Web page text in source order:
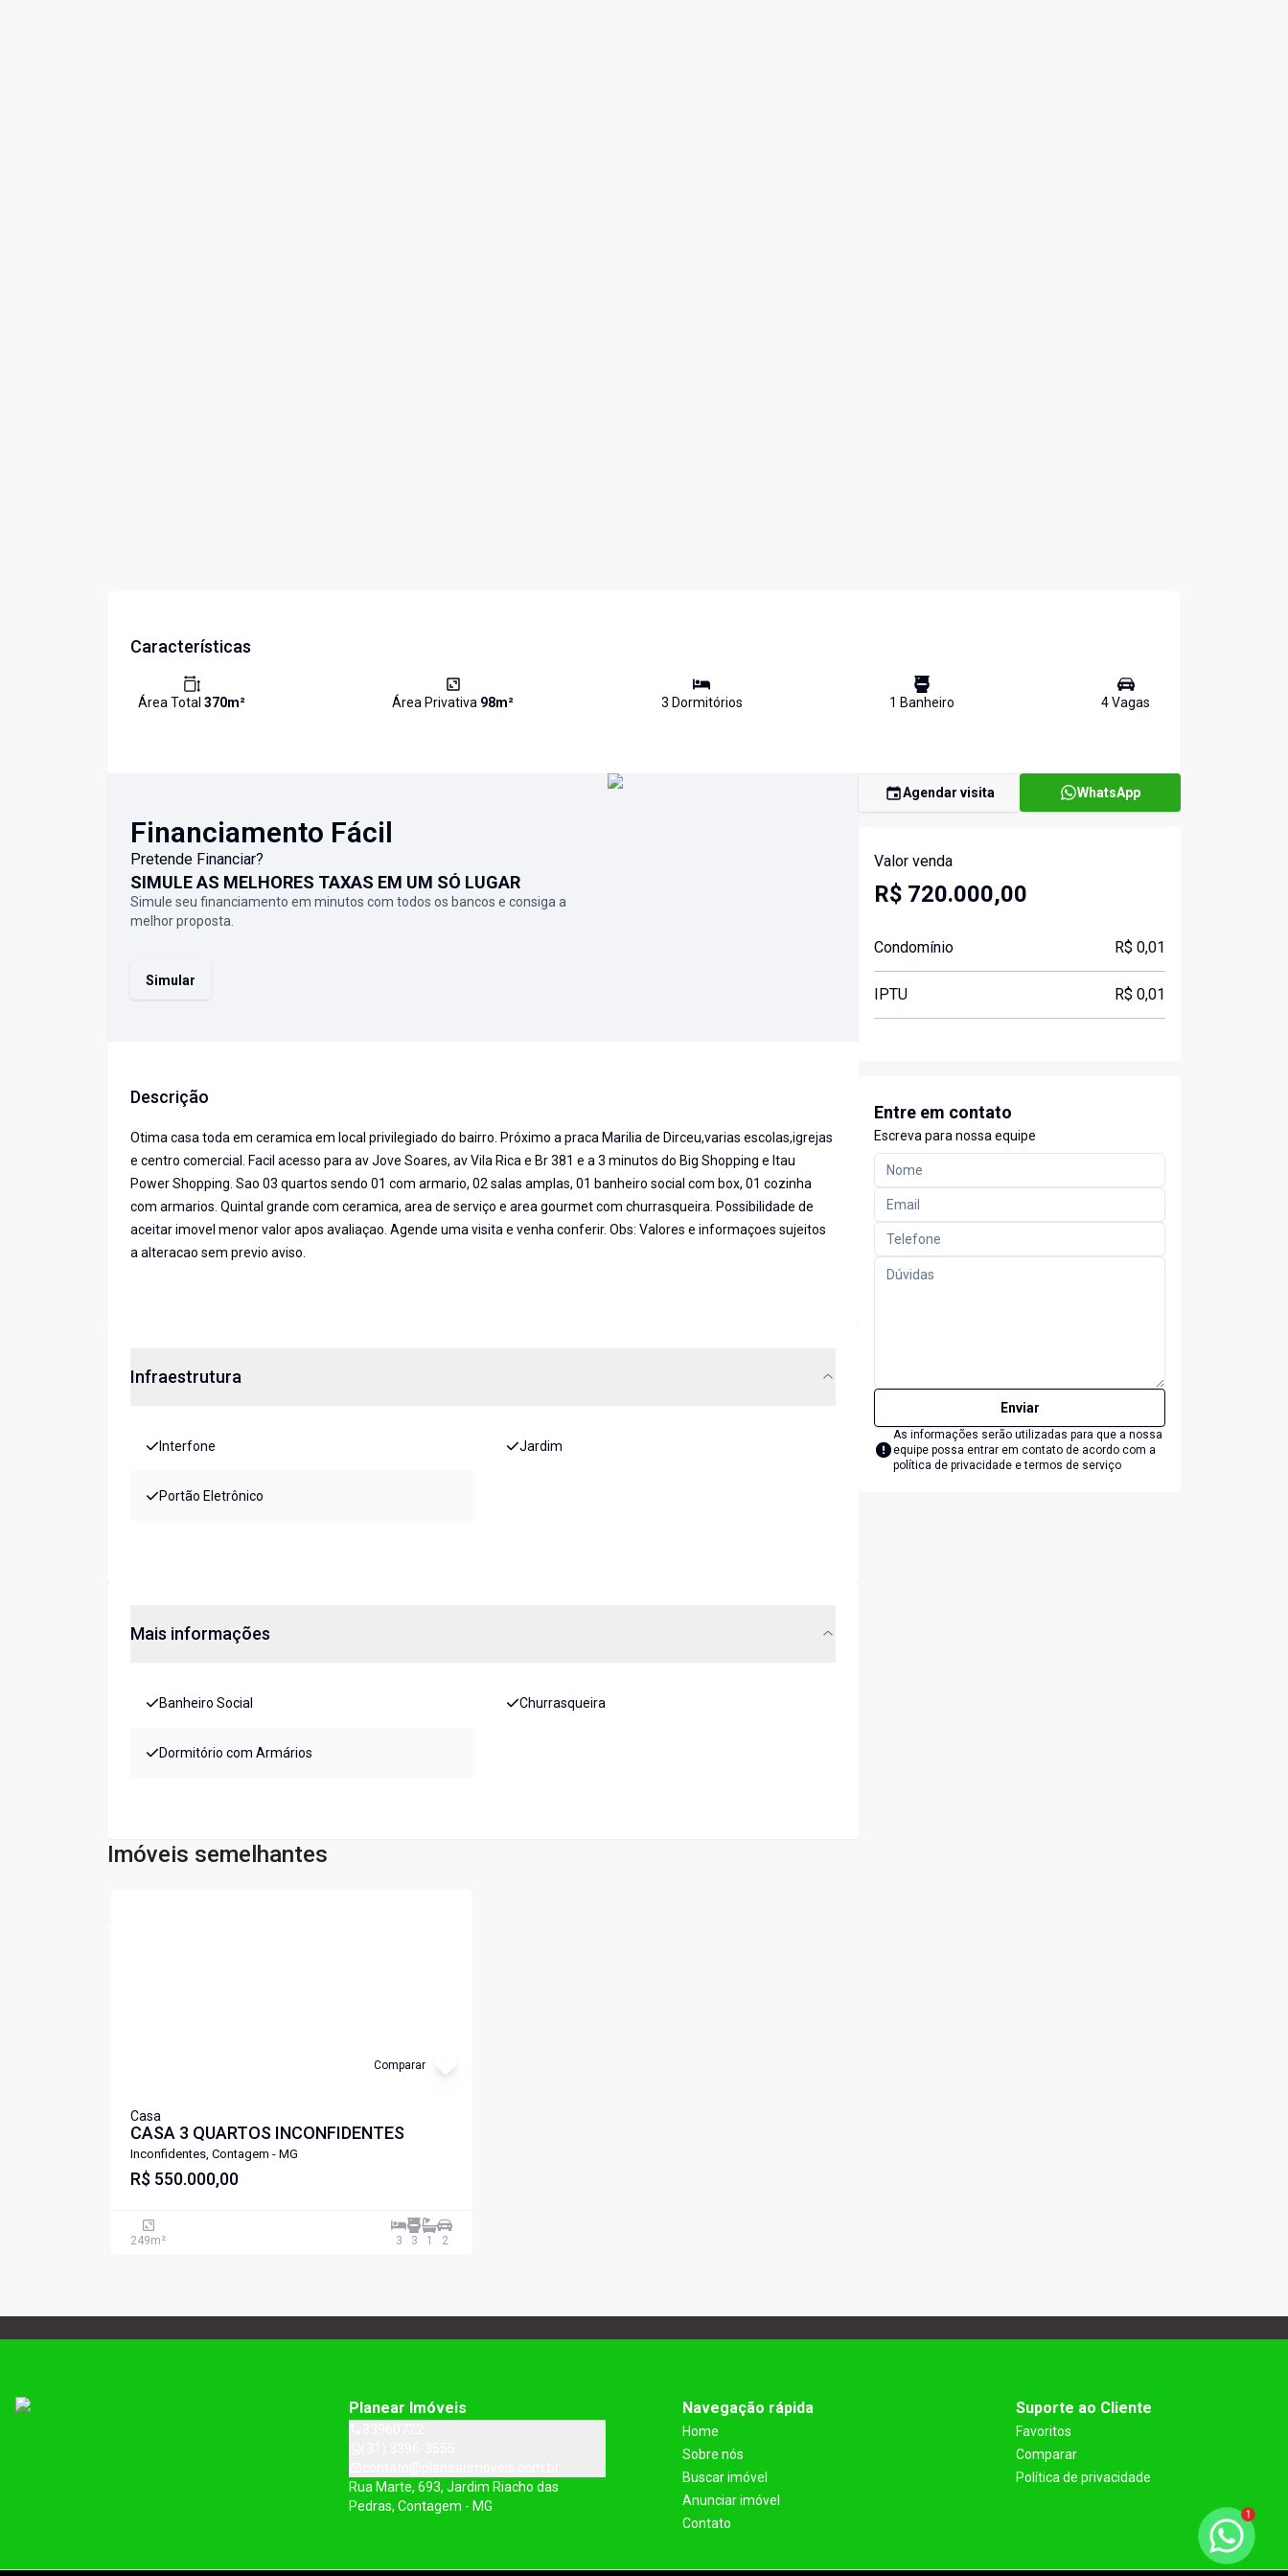
Características
Área Total 370m² Área Privativa 98m² 3 Dormitórios 1 Banheiro 4Vagas
Financiamento Fácil
Pretende Financiar?
SIMULE AS MELHORES TAXAS EM UM SÓ LUGAR
Simule seu financiamento em minutos com todos os bancos e consiga a
melhor proposta.
Simular
Descrição
Otima casa toda em ceramica em local privilegiado do bairro. Próximo a praca Marilia de Dirceu,varias escolas,igrejas
e centro comercial. Facil acesso para av Jove Soares, av Vila Rica e Br 381 e a 3 minutos do Big Shopping e Itau
Power Shopping. Sao 03 quartos sendo 01 com armario, 02 salas amplas, 01 banheiro social com box, 01 cozinha
com armarios. Quintal grande com ceramica, area de serviço e area gourmet com churrasqueira. Possibilidade de
aceitar imovel menor valor apos avaliaçao. Agende uma visita e venha conferir. Obs: Valores e informaçoes sujeitos
a alteracao sem previo aviso.
Infraestrutura
Interfone Jardim
Portão Eletrônico
Mais informações
Banheiro Social Churrasqueira
Dormitório com Armários
Imóveis semelhantes
Comparar
Casa
CASA 3 QUARTOS INCONFIDENTES
Inconfidentes, Contagem - MG
R$ 550.000,00
249m² 3 3 1 2
Agendar visita WhatsApp
Valor venda
R$ 720.000,00
Condomínio R$ 0,01
IPTU R$ 0,01
Entre em contato
Escreva para nossa equipe
Enviar
As informações serão utilizadas para que a nossa
equipe possa entrar em contato de acordo com a
política de privacidade e termos de serviço
Planear Imóveis
Rua Marte, 693, Jardim Riacho das
Pedras, Contagem - MG
Navegação rápida
Home
Sobre nós
Buscar imóvel
Anunciar imóvel
Contato
Suporte ao Cliente
Favoritos
Comparar
Política de privacidade
1